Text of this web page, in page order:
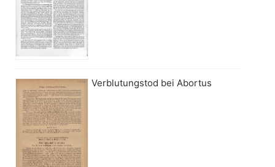
Verblutungstod bei Abortus